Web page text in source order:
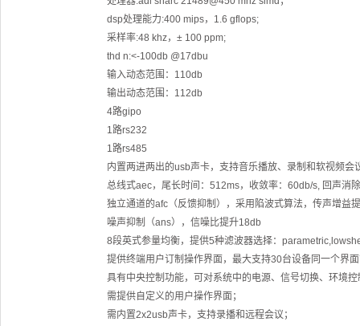
dsp处理能力:400 mips，1.6 gflops;
采样率:48 khz，± 100 ppm;
thd n:<-100db @17dbu
输入动态范围：110db
输出动态范围：112db
4路gipo
1路rs232
1路rs485
内置两进两出的usb声卡，支持音乐播放、录制和软视频
总线式aec，尾长时间：512ms，收敛率：60db/s, 回声消
独立通道的afc（反馈抑制），采用陷波式算法，传声增益
噪声抑制（ans），信噪比提升18db
8段英式参量均衡，提供5种滤波器选择：
提供终端用户订制操作界面，最大支持30台设备同一个界
具有中央控制功能，可对系统中的电源、信号切换、环境
需提供自定义的用户操作界面；
需内置2x2usb声卡，支持录播和远程会议；